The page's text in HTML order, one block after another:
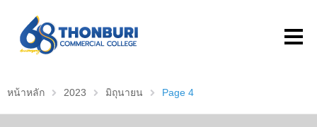
หน้าหลัก 2023 มิถุนายน Page 4